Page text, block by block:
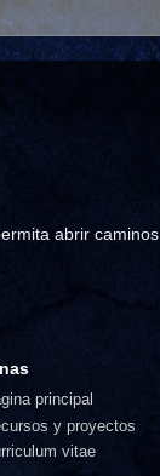
abrir caminos,
principal
y proyectos
vitae